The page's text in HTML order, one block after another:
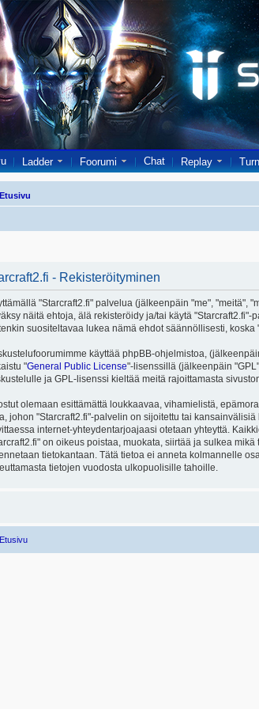
Ladder Foorumi Chat Replay
Etusivu
- Rekisteröityminen
"Starcraft2.fi" palvelua (jälkeenpäin "me", "meitä",
näitä ehtoja, älä rekisteröidy ja/tai käytä
suositeltavaa lukea nämä ehdot säännöllisesti,
käyttää phpBB-ohjelmistoa,
"General Public License"-lisenssillä (jälkeenpäin
ja GPL-lisenssi kieltää meitä rajoittamasta
olemaan esittämättä loukkaavaa, vihamielistä,
johon "Starcraft2.fi"-palvelin on sijoitettu tai
internet-yhteydentarjoajaasi otetaan yhteyttä.
on oikeus poistaa, muokata, siirtää ja sulkea
tietokantaan. Tätä tietoa ei anneta kolmannelle
tietojen vuodosta ulkopuolisille tahoille.
Etusivu